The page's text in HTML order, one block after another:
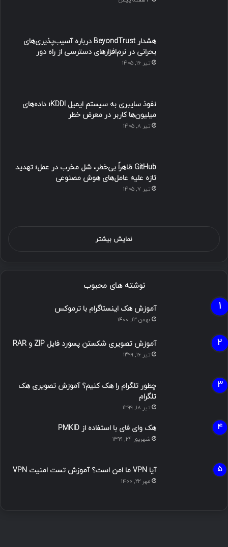
هشدار BeyondTrust درباره آسیب‌پذیری‌های
بحرانی در نرم‌افزارهای دسترسی از راه دور
تیر ۱۶, ۱۴۰۵
نفوذ سایبری به سیستم ایمیل KDDI؛ داده‌های
میلیون‌ها کاربر در معرض خطر
تیر ۸, ۱۴۰۵
GitHub ظاهراً بی‌خطر، شل مخرب در عمل؛ تهدید
تازه علیه عامل‌های هوش مصنوعی
تیر ۷, ۱۴۰۵
نمایش بیشتر
نوشته های محبوب
آموزش هک اینستاگرام با ترموکس
بهمن ۱۳, ۱۴۰۰
آموزش تصویری شکستن پسورد فایل ZIP و RAR
تیر ۱۶, ۱۳۹۹
چطور تلگرام را هک کنیم؟ آموزش تصویری هک
تلگرام
تیر ۱۸, ۱۳۹۹
هک وای فای با استفاده از PMKID
شهریور ۲۴, ۱۳۹۹
آیا VPN ما امن است؟ آموزش تست امنیت VPN
مهر ۲۲, ۱۴۰۰